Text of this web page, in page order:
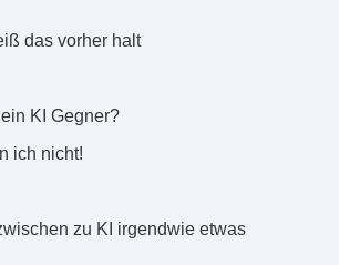
das vorher halt
KI Gegner?
ich nicht!
zu KI irgendwie etwas